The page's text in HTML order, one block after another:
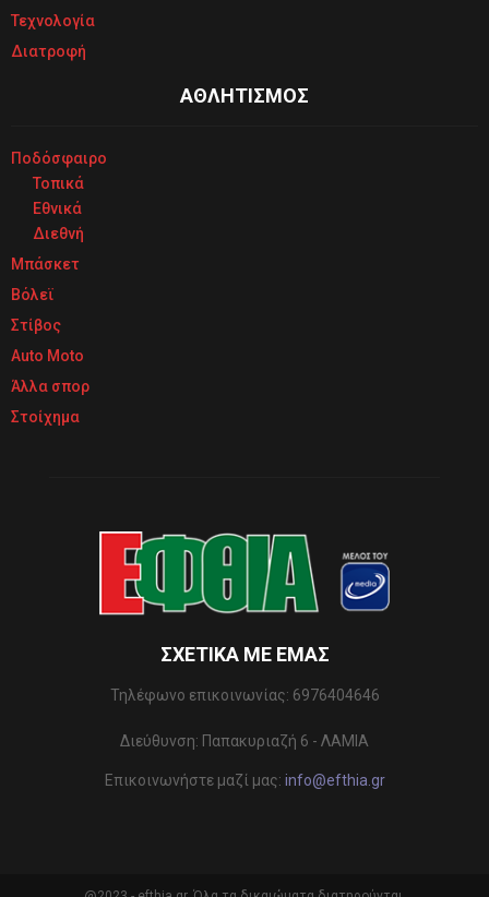
Τεχνολογία
Διατροφή
ΑΘΛΗΤΙΣΜΟΣ
Ποδόσφαιρο
Τοπικά
Εθνικά
Διεθνή
Μπάσκετ
Βόλεϊ
Στίβος
Auto Moto
Άλλα σπορ
Στοίχημα
ΣΧΕΤΙΚΆ ΜΕ ΕΜΆΣ
Τηλέφωνo επικοινωνίας: 6976404646
Διεύθυνση: Παπακυριαζή 6 - ΛΑΜΙΑ
Επικοινωνήστε μαζί μας: info@efthia.gr